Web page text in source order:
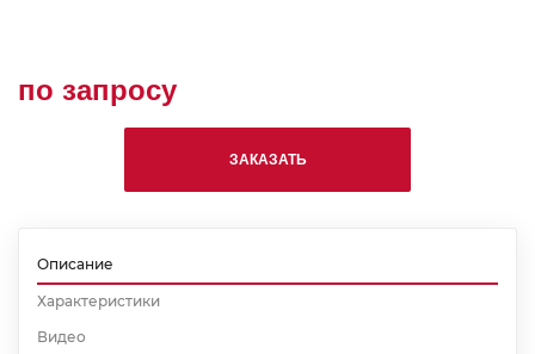
по запросу
ЗАКАЗАТЬ
Описание
Характеристики
Видео